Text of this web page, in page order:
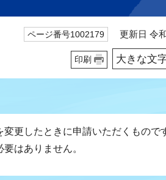
ページ番号1002179 更新日 令
印刷 大きな文
更したときに申請いただくもので
はありません。